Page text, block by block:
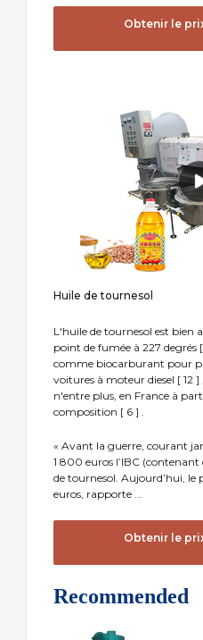
Obtenir le
Huile de tournesol
L'huile de tournesol est bien
point de fumée à 227 degrés
comme biocarburant pour
voitures à moteur diesel [ 12
n'entre plus, en France à
composition [ 6 ] .
« Avant la guerre, courant
1 800 euros l’IBC
de tournesol. Aujourd’hui,
euros, rapporte ...
Obtenir le
Recommended